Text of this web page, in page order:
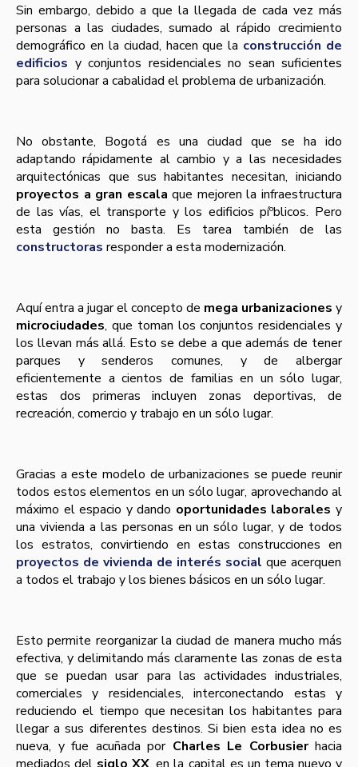
Sin embargo, debido a que la llegada de cada vez más
personas a las ciudades, sumado al rápido crecimiento
demográfico en la ciudad, hacen que la construcción de
edificios y conjuntos residenciales no sean suficientes
para solucionar a cabalidad el problema de urbanización.
No obstante, Bogotá es una ciudad que se ha ido
adaptando rápidamente al cambio y a las necesidades
arquitectónicas que sus habitantes necesitan, iniciando
proyectos a gran escala que mejoren la infraestructura
de las ví­as, el transporte y los edificios píºblicos. Pero
esta gestión no basta. Es tarea también de las
constructoras responder a esta modernización.
Aquí­ entra a jugar el concepto de mega urbanizaciones y
microciudades, que toman los conjuntos residenciales y
los llevan más allá. Esto se debe a que además de tener
parques y senderos comunes, y de albergar
eficientemente a cientos de familias en un sólo lugar,
estas dos primeras incluyen zonas deportivas, de
recreación, comercio y trabajo en un sólo lugar.
Gracias a este modelo de urbanizaciones se puede reunir
todos estos elementos en un sólo lugar, aprovechando al
máximo el espacio y dando oportunidades laborales y
una vivienda a las personas en un sólo lugar, y de todos
los estratos, convirtiendo en estas construcciones en
proyectos de vivienda de interés social que acerquen
a todos el trabajo y los bienes básicos en un sólo lugar.
Esto permite reorganizar la ciudad de manera mucho más
efectiva, y delimitando más claramente las zonas de esta
que se puedan usar para las actividades industriales,
comerciales y residenciales, interconectando estas y
reduciendo el tiempo que necesitan los habitantes para
llegar a sus diferentes destinos. Si bien esta idea no es
nueva, y fue acuñada por Charles Le Corbusierhacia